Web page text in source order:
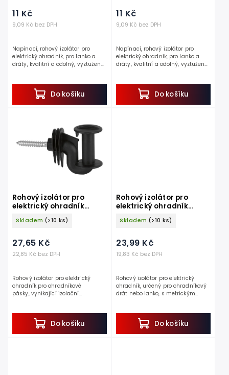
9,09 Kč bez DPH
11 Kč
Do košíku
Napínací, rohový izolátor pro
elektrický ohradník, pro lanko a
dráty, kvalitní a odolný, vyztužené
9,09 Kč bez DPH
11 Kč
Do košíku
Napínací, rohový izolátor pro
elektrický ohradník, pro lanko a
dráty, kvalitní a odolný, vyztužené
Rohový izolátor pro
elektrický ohradník
KERBL 441376 CAVALLO,
na pásku, s vrutem, Ø 8
Skladem (>10 ks)
22,85 Kč bez DPH
27,65 Kč
Do košíku
Rohový izolátor pro elektrický
ohradník pro ohradníkové
pásky, vynikající izolační
pomocníka pro...
Rohový izolátor pro
elektrický ohradník
KERBL 441394, s
metrickým závitem M6
Skladem (>10 ks)
19,83 Kč bez DPH
23,99 Kč
Do košíku
Rohový izolátor pro elektrický
ohradník, určený pro ohradníkový
drát nebo lanko, s metrickým